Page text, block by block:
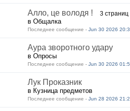
Алло, це володя ! 3 страниц
в Общалка
Последнее сообщение - Jun 30 2026
Аура зворотного удару
в Опросы
Последнее сообщение - Jun 30 2026
Лук Проказник
в Кузница предметов
Последнее сообщение - Jun 28 2026